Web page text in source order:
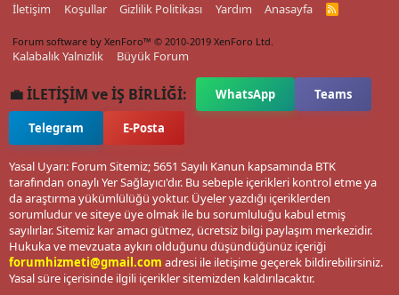
İletişim
Koşullar Gizlilik Politikası Yardım Anasayfa
R
Forum software by XenForo™ © 2010-2019 XenForo Ltd.
Kalabalık Yalnızlık Büyük Forum
💼 İLETİŞİM ve İŞ BİRLİĞİ: WhatsApp Teams
Telegram E-Posta
Yasal Uyarı: Forum Sitemiz; 5651 Sayılı Kanun kapsamında BTK
tarafından onaylı Yer Sağlayıcı'dır. Bu sebeple içerikleri kontrol etme ya
da araştırma yükümlülüğü yoktur. Üyeler yazdığı içeriklerden
sorumludur ve siteye üye olmak ile bu sorumluluğu kabul etmiş
sayılırlar. Sitemiz kar amacı gütmez, ücretsiz bilgi paylaşım merkezidir.
Hukuka ve mevzuata aykırı olduğunu düşündüğünüz içeriği
forumhizmeti@gmail.com adresi ile iletişime geçerek bildirebilirsiniz.
Yasal süre içerisinde ilgili içerikler sitemizden kaldırılacaktır.